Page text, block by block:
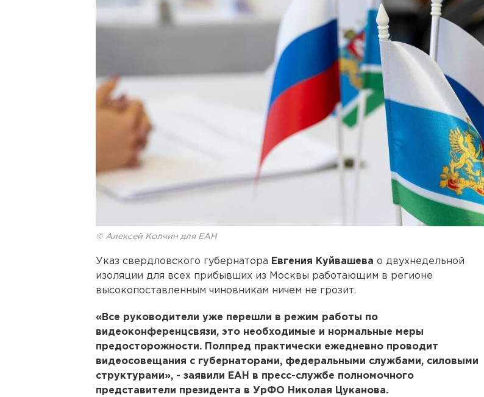
© Алексей Колчин для ЕАН
Указ свердловского губернатора Евгения Куйвашева о двухнедельной
изоляции для всех прибывших из Москвы работающим в регионе
высокопоставленным чиновникам ничем не грозит.
«Все руководители уже перешли в режим работы по
видеоконференцсвязи, это необходимые и нормальные меры
предосторожности. Полпред практически ежедневно проводит
видеосовещания с губернаторами, федеральными службами, силовыми
структурами», - заявили ЕАН в пресс-службе полномочного
представители президента в УрФО Николая Цуканова.